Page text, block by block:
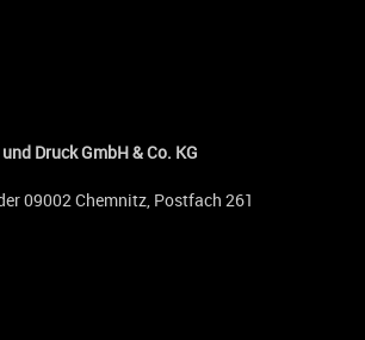
Druck GmbH & Co. KG
09002 Chemnitz, Postfach 261